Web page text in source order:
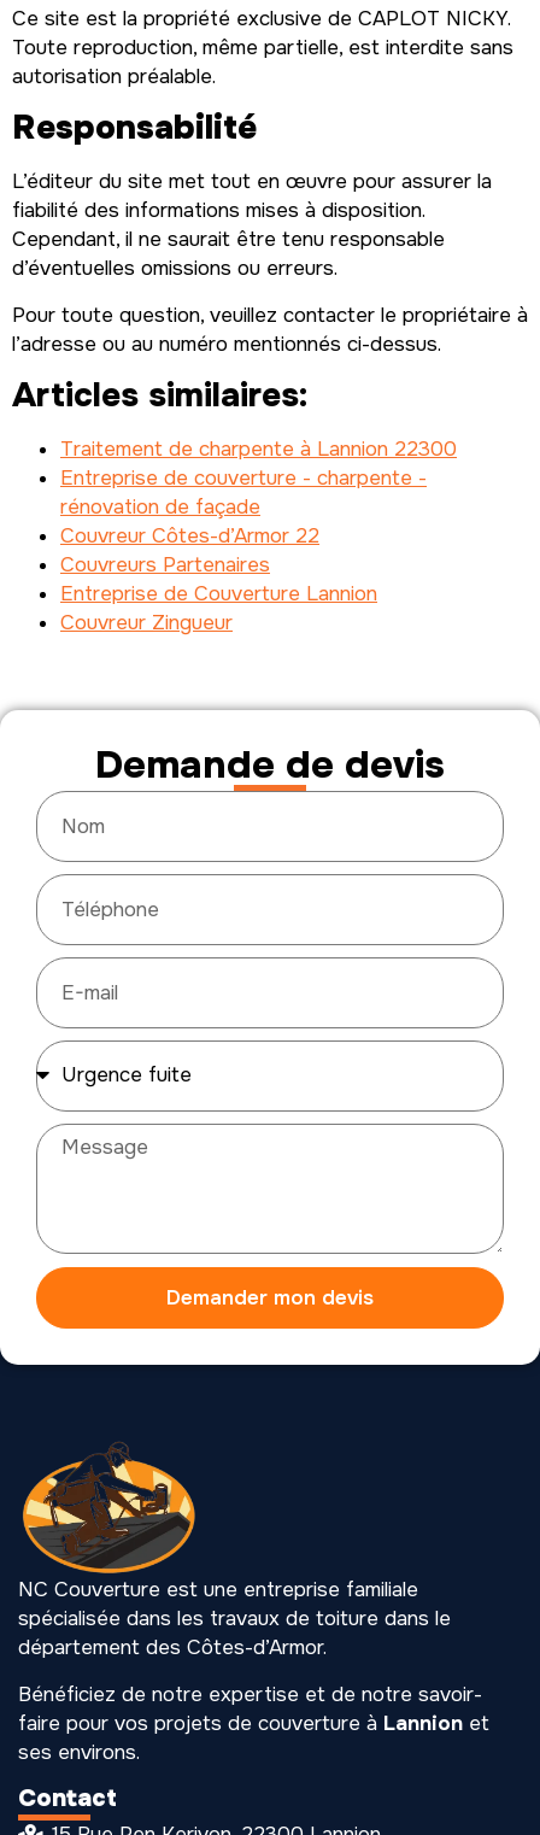
Ce site est la propriété exclusive de CAPLOT NICKY.
Toute reproduction, même partielle, est interdite sans
autorisation préalable.
Responsabilité
L’éditeur du site met tout en œuvre pour assurer la
fiabilité des informations mises à disposition.
Cependant, il ne saurait être tenu responsable
d’éventuelles omissions ou erreurs.
Pour toute question, veuillez contacter le propriétaire à
l’adresse ou au numéro mentionnés ci-dessus.
Articles similaires:
Traitement de charpente à Lannion 22300
Entreprise de couverture - charpente -
rénovation de façade
Couvreur Côtes-d’Armor 22
Couvreurs Partenaires
Entreprise de Couverture Lannion
Couvreur Zingueur
Demande de devis
Demander mon devis
NC Couverture est une entreprise familiale
spécialisée dans les travaux de toiture dans le
département des Côtes-d’Armor.
Bénéficiez de notre expertise et de notre savoir-
faire pour vos projets de couverture à Lannion et
ses environs.
Contact